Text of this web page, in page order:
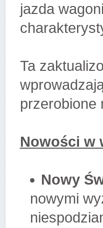
jazda
Ta
przerobione
Nowości w
Nowy
nowymi